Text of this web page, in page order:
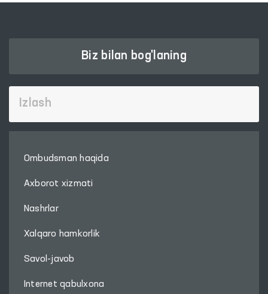
Biz bilan bog'laning
Ombudsman haqida
Axborot xizmati
Nashrlar
Xalqaro hamkorlik
Savol-javob
Internet qabulxona